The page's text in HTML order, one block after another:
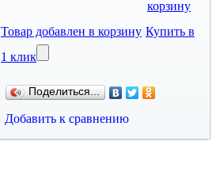
корзину
Товар добавлен в корзину Купить в
1 клик
Поделиться...
Добавить к сравнению